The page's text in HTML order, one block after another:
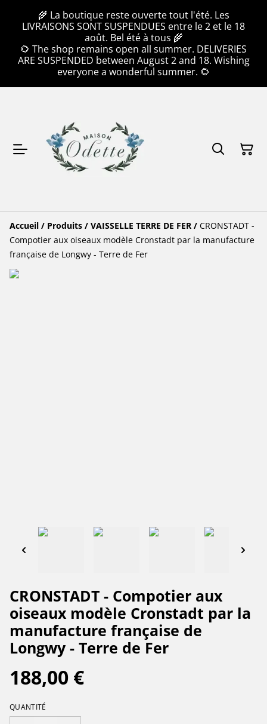
🌾 La boutique reste ouverte tout l'été. Les
LIVRAISONS SONT SUSPENDUES entre le 2 et le 18
août. Bel été à tous 🌾
🌻 The shop remains open all summer. DELIVERIES
ARE SUSPENDED between August 2 and 18. Wishing
everyone a wonderful summer. 🌻
Accueil / Produits / VAISSELLE TERRE DE FER / CRONSTADT -
Compotier aux oiseaux modèle Cronstadt par la manufacture
française de Longwy - Terre de Fer
CRONSTADT - Compotier aux
oiseaux modèle Cronstadt par la
manufacture française de
Longwy - Terre de Fer
188,00 €
QUANTITÉ